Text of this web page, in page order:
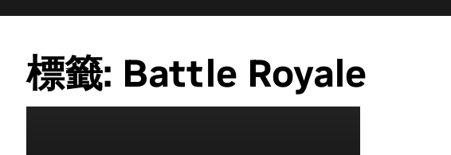
標籤: Battle Royale